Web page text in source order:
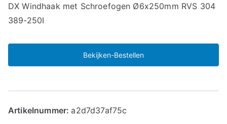
DX Windhaak met Schroefogen Ø6x250mm RVS 304
389-250I
Bekijken-Bestellen
Artikelnummer:a2d7d37af75c